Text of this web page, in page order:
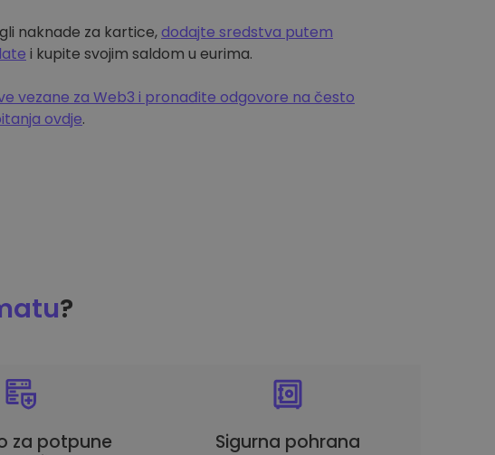
naknade za kartice,dodajte sredstva putem
i kupite svojim saldom u eurima.
vezane za Web3 i pronađite odgovore na često
ovdje.
?
za potpune
Sigurna pohrana